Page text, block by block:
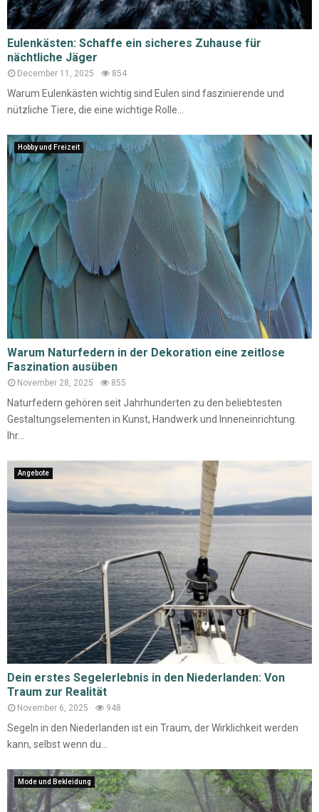
Eulenkästen: Schaffe ein sicheres Zuhause für
nächtliche Jäger
December 11, 2025 854
Warum Eulenkästen wichtig sind Eulen sind faszinierende und
nützliche Tiere, die eine wichtige Rolle...
Hobby und Freizeit
Warum Naturfedern in der Dekoration eine zeitlose
Faszination ausüben
November 28, 2025 855
Naturfedern gehören seit Jahrhunderten zu den beliebtesten
Gestaltungselementen in Kunst, Handwerk und Inneneinrichtung.
Ihr...
Angebote
Dein erstes Segelerlebnis in den Niederlanden: Von
Traum zur Realität
November 6, 2025 948
Segeln in den Niederlanden ist ein Traum, der Wirklichkeit werden
kann, selbst wenn du...
Mode und Bekleidung